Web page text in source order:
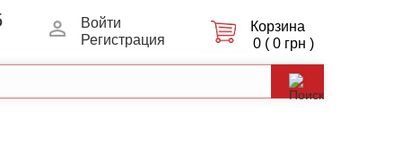
Войти
Регистрация
Корзина
0 ( 0 грн )